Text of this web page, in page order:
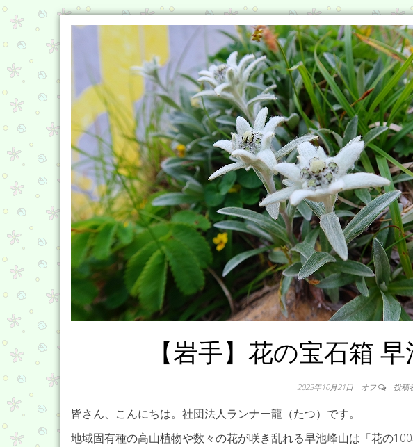
【岩手】花の宝石箱
2023年10月21日 オフ 投稿
皆さん、こんにちは。社団法人ランナー龍（たつ）です。
地域固有種の高山植物や数々の花が咲き乱れる早池峰山は「花の